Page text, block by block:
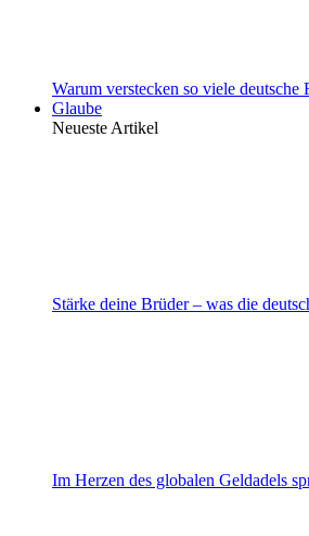
Warum verstecken so viele
Glaube
Neueste Artikel
Stärke deine Brüder – was die
Im Herzen des globalen Geldadels